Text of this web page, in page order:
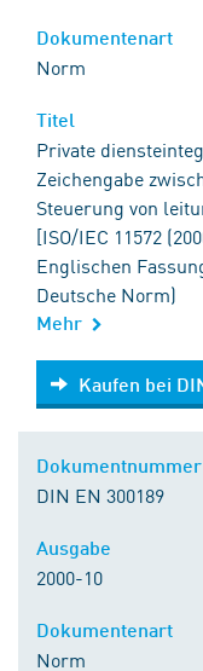
Norm
Private
Zeichengabe
Steuerung von
[ISO/IEC 11572
Englischen
Deutsche Norm)
Mehr
Kaufen bei DIN
Kaufen bei
DIN EN 300189
2000-10
Norm